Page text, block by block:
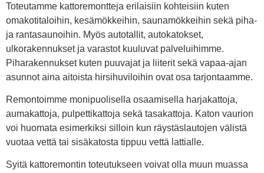
Toteutamme kattoremontteja erilaisiin kohteisiin kuten
omakotitaloihin, kesämökkeihin, saunamökkeihin sekä piha-
ja rantasaunoihin. Myös autotallit, autokatokset,
ulkorakennukset ja varastot kuuluvat palveluihimme.
Piharakennukset kuten puuvajat ja liiterit sekä vapaa-ajan
asunnot aina aitoista hirsihuviloihin ovat osa tarjontaamme.
Remontoimme monipuolisella osaamisella harjakattoja,
aumakattoja, pulpettikattoja sekä tasakattoja. Katon vaurion
voi huomata esimerkiksi silloin kun räystäslautojen välistä
vuotaa vettä tai sisäkatosta tippuu vettä lattialle.
Syitä kattoremontin toteutukseen voivat olla muun muassa